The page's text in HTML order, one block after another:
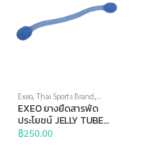
Exeo,Thai Sports Brand,
บริหารมือ,ยางยืด,สร้างกล้าม
เนื้อ,อุปกรณ์คลายกล้ามเนื้อ
อุปกรณ์บริหารกาย, อุปกรณ์ยืด
เหยียด,อุปกรณ์สุขภาพเพื่อผู้สูง
วัย
EXEO ยางยืดสารพัด
ประโยชน์ JELLY TUBE
DP-0936 Medium (ฟ้า)
฿250.00